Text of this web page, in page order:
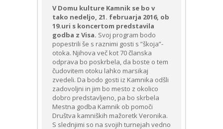
V Domu kulture Kamnik se bo v
tako nedeljo, 21. februarja 2016, ob
19.uri s koncertom predstavila
godba z Visa. Svoj program bodo
popestrili še s raznimi gosti s ”škoja”-
otoka. Njihova več kot 70 članska
odprava bo poskrbela, da boste o tem
čudovitem otoku lahko marsikaj
zvedeli. Da bodo gosti iz Kamnika odšli
zadovoljni in jim bo mesto z okolico
dobro predstavljeno, pa bo skrbela
Mestna godba Kamnik ob pomoči
Društva kamniških mažoretk Veronika.
S slednjimi so na svojih turnejah vedno